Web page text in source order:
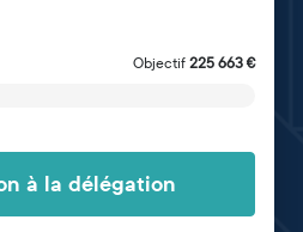
Objectif 225 663 €
à la délégation